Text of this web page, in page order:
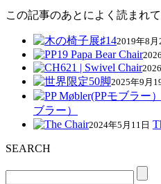
この記事のあとによく読まれ
2019年8月
2025年9月
ブラー）
2024年5月11日
SEARCH